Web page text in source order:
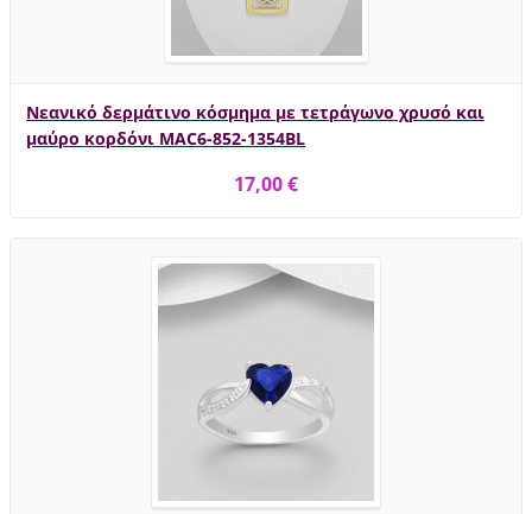
Νεανικό δερμάτινο κόσμημα με τετράγωνο χρυσό και
μαύρο κορδόνι MAC6-852-1354BL
17,00 €